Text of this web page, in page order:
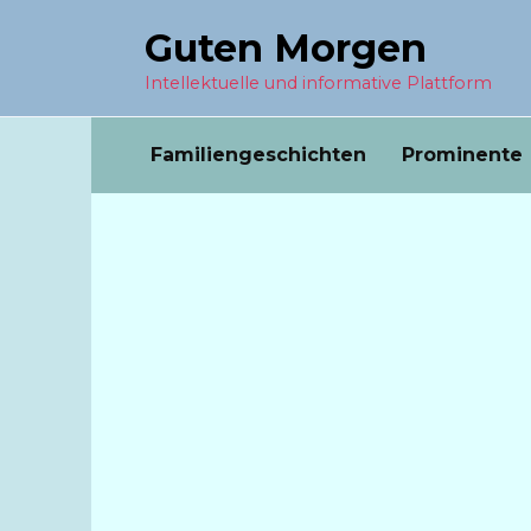
Guten Morgen
Intellektuelle und informative Plattform
Familiengeschichten Prominente